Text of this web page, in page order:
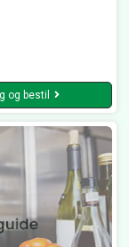
og bestil